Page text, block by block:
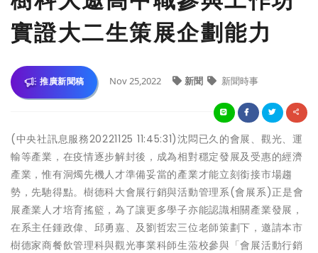
實證大二生策展企劃能力
推廣新聞稿 Nov 25,2022 新聞 新聞時事
(中央社訊息服務20221125 11:45:31)沈悶已久的會展、觀光、運
輸等產業，在疫情逐步解封後，成為相對穩定發展及受惠的經濟
產業，惟有洞燭先機人才準備妥當的產業才能立刻銜接市場趨
勢，先馳得點。樹德科大會展行銷與活動管理系(會展系)正是會
展產業人才培育搖籃，為了讓更多學子亦能認識相關產業發展，
在系主任鍾政偉、邱勇嘉、及劉哲宏三位老師策劃下，邀請本市
樹德家商餐飲管理科與觀光事業科師生蒞校參與「會展活動行銷